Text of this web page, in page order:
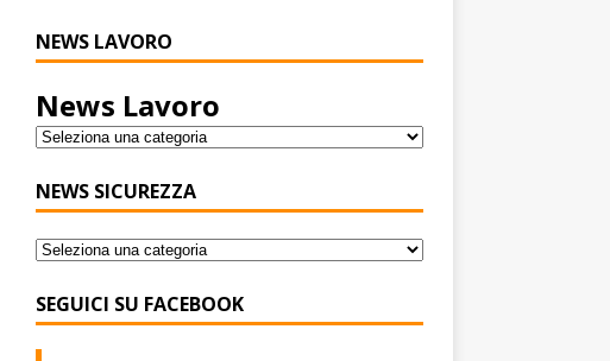
NEWS LAVORO
News Lavoro
NEWS SICUREZZA
SEGUICI SU FACEBOOK